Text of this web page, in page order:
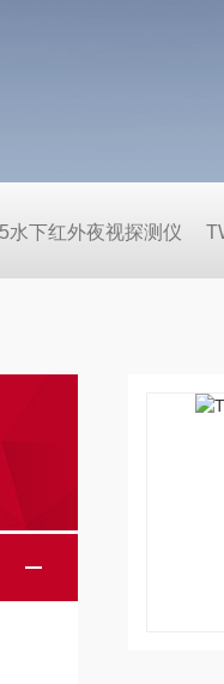
水下红外夜视探测仪